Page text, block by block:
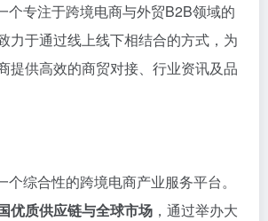
个专注于跨境电商与外贸B2B领域的
力于通过线上线下相结合的方式，为
提供高效的商贸对接、行业资讯及品
综合性的跨境电商产业服务平台。
优质供应链与全球市场 ，通过举办大